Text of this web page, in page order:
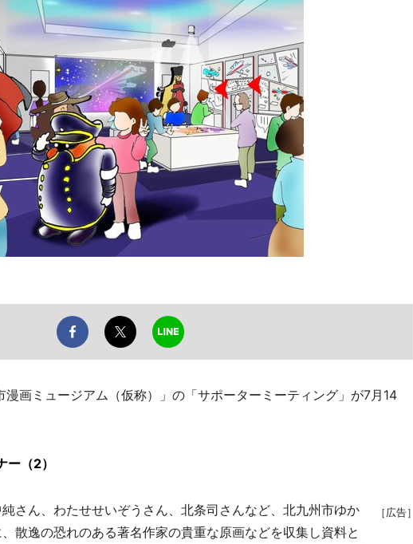
画ミュージアム（仮称）」の「サポーターミーティング」が7月14
（2）
［広告］
さん、わたせせいぞうさん、北条司さんなど、北九州市ゆか
散逸の恐れのある著名作家の貴重な原画などを収集し資料と